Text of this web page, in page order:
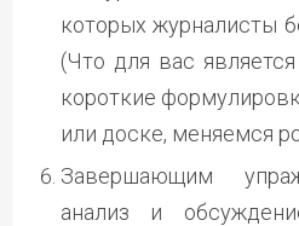
которых журналисты
(Что для вас
короткие
или доске, меняемся
Завершающим
анализ и